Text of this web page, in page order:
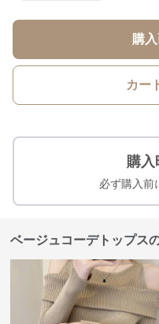
購
カー
購入
必ず購入前
ベージュコーデトップス